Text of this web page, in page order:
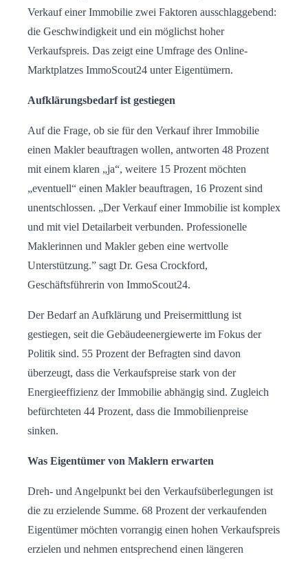
Verkauf einer Immobilie zwei Faktoren ausschlaggebend:
die Geschwindigkeit und ein möglichst hoher
Verkaufspreis. Das zeigt eine Umfrage des Online-
Marktplatzes ImmoScout24 unter Eigentümern.
Aufklärungsbedarf ist gestiegen
Auf die Frage, ob sie für den Verkauf ihrer Immobilie
einen Makler beauftragen wollen, antworten 48 Prozent
mit einem klaren „ja“, weitere 15 Prozent möchten
„eventuell“ einen Makler beauftragen, 16 Prozent sind
unentschlossen. „Der Verkauf einer Immobilie ist komplex
und mit viel Detailarbeit verbunden. Professionelle
Maklerinnen und Makler geben eine wertvolle
Unterstützung.” sagt Dr. Gesa Crockford,
Geschäftsführerin von ImmoScout24.
Der Bedarf an Aufklärung und Preisermittlung ist
gestiegen, seit die Gebäudeenergiewerte im Fokus der
Politik sind. 55 Prozent der Befragten sind davon
überzeugt, dass die Verkaufspreise stark von der
Energieeffizienz der Immobilie abhängig sind. Zugleich
befürchteten 44 Prozent, dass die Immobilienpreise
sinken.
Was Eigentümer von Maklern erwarten
Dreh- und Angelpunkt bei den Verkaufsüberlegungen ist
die zu erzielende Summe. 68 Prozent der verkaufenden
Eigentümer möchten vorrangig einen hohen Verkaufspreis
erzielen und nehmen entsprechend einen längeren